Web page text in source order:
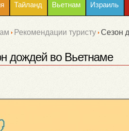
Тайланд Вьетнам Израиль
Рекомендации туристу Сезон
дождей во Вьетнаме